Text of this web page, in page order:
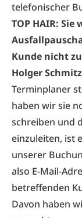
telefonischer
TOP HAIR:
Kunde nicht
Holger
Terminplaner
haben wir sie
schreiben und
einzuleiten, ist
unserer
also E-Mail-
betreffenden
Davon haben